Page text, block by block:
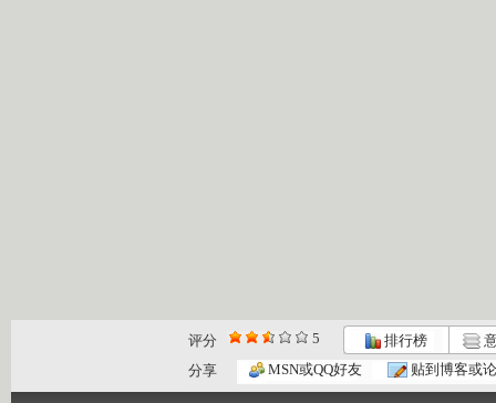
评分 5 排行榜
分享
MSN或QQ好友 贴到博客或
04:59
大风车 2...
17:28
大风车 2...
04:59